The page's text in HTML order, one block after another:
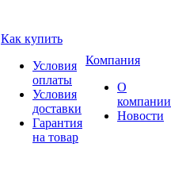
Как купить
Условия
оплаты
Условия
доставки
Гарантия
на товар
Компания
О
компании
Новости